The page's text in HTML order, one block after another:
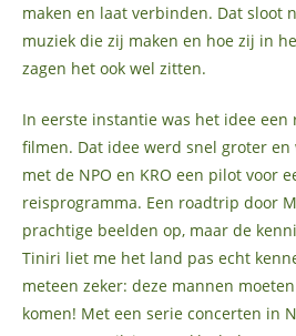
maken en laat verbinden. Dat sloot
muziek die zij maken en hoe zij in
zagen het ook wel zitten.
In eerste instantie was het idee een
filmen. Dat idee werd snel groter
met de NPO en KRO een pilot voor
reisprogramma. Een roadtrip door
prachtige beelden op, maar de
Tiniri liet me het land pas echt
meteen zeker: deze mannen
komen! Met een serie concerten in